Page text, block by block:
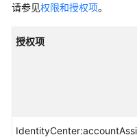
指
请参见权限和授权项。
授权项